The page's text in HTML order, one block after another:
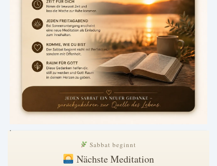
.
Sabbat beginnt
Nächste Meditation